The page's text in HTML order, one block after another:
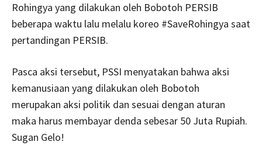
Rohingya yang dilakukan oleh Bobotoh PERSIB
beberapa waktu lalu melalu koreo #SaveRohingya saat
pertandingan PERSIB.
Pasca aksi tersebut, PSSI menyatakan bahwa aksi
kemanusiaan yang dilakukan oleh Bobotoh
merupakan aksi politik dan sesuai dengan aturan
maka harus membayar denda sebesar 50 Juta Rupiah.
Sugan Gelo!